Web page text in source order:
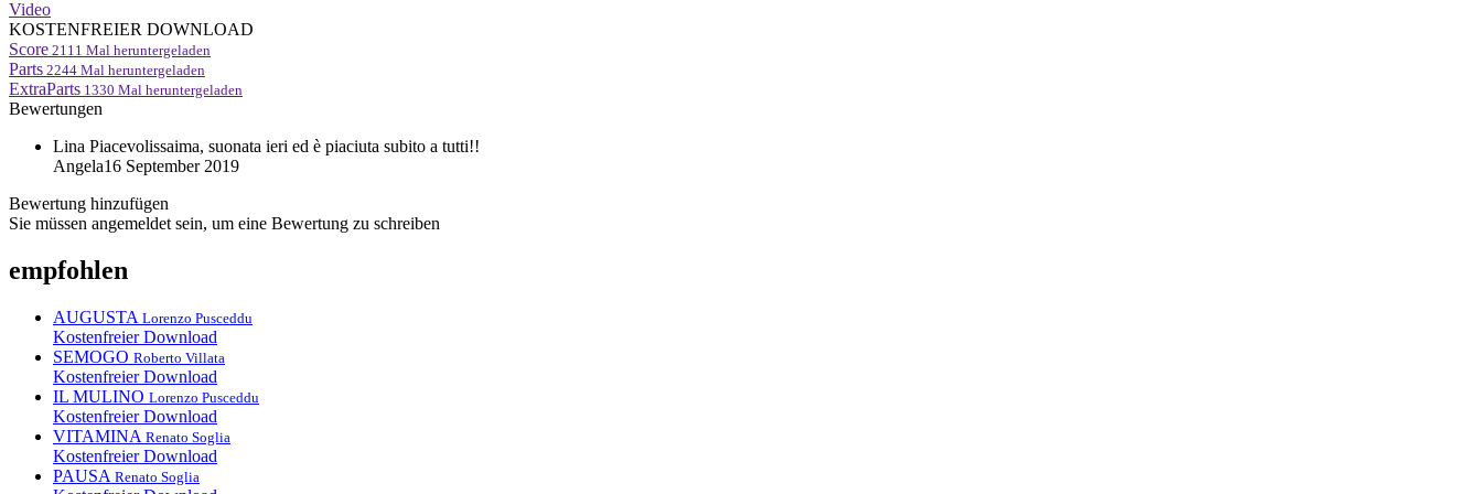
Video
KOSTENFREIER DOWNLOAD
Score 2111 Mal heruntergeladen
Parts 2244 Mal heruntergeladen
ExtraParts 1330 Mal heruntergeladen
Bewertungen
Lina Piacevolissaima, suonata ieri ed è piaciuta subito a tutti!!
Angela16 September 2019
Bewertung hinzufügen
Sie müssen angemeldet sein, um eine Bewertung zu schreiben
empfohlen
AUGUSTA Lorenzo Pusceddu
Kostenfreier Download
SEMOGO Roberto Villata
Kostenfreier Download
IL MULINO Lorenzo Pusceddu
Kostenfreier Download
VITAMINA Renato Soglia
Kostenfreier Download
PAUSA Renato Soglia